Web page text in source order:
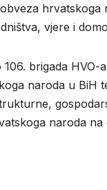
hrvatskoga
vjere i
brigada
naroda u BiH
naroda